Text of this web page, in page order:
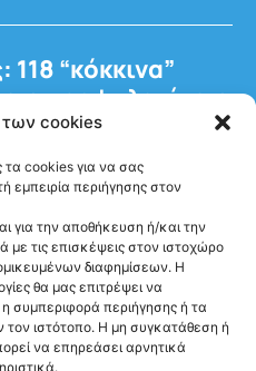
των cookies
τα cookies για να σας
εμπειρία περιήγησης στον
για την αποθήκευση ή/και την
τις επισκέψεις στον ιστοχώρο
διαφημίσεων. Η
θα μας επιτρέψει να
συμπεριφορά περιήγησης ή τα
τον ιστότοπο. Η μη συγκατάθεση ή
να επηρεάσει αρνητικά
“κόκκινα”
προφυλακίσεις
στη Βοιωτία